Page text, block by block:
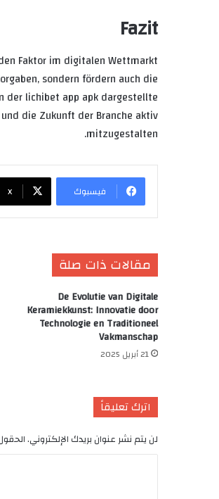
Fazit
Faktor im digitalen Wettmarkt
sondern fördern auch die
der lichibet app apk dargestellte
die Zukunft der Branche aktiv
mitzugestalten.
فيسبوك X
مقالات ذات صلة
De Evolutie van Digitale
Keramiekkunst: Innovatie door
Technologie en Traditioneel
Vakmanschap
21 أبريل 2025
اترك تعليقاً
لن يتم نشر عنوان بريدك الإلكتروني.